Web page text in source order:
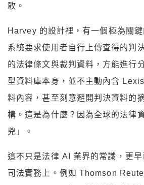
敢。
Harvey 的設計裡，有一個極為關
系統要求使用者自行上傳查得的判
的法律條文與裁判資料，方能進行
型資料庫本身，並不主動內含
料內容，甚至刻意避開判決資料的
構。這是為什麼？因為全球的法律
兇」。
這不只是法律 AI 業界的常識，更
司法實務上。例如 Thomson